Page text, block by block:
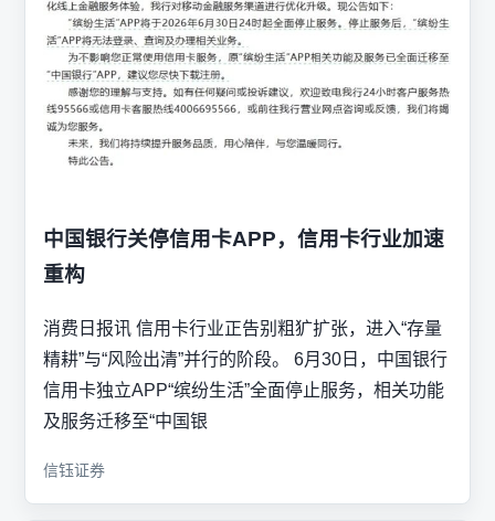
中国银行关停信用卡APP，信用卡行业加速
重构
消费日报讯 信用卡行业正告别粗犷扩张，进入“存量
精耕”与“风险出清”并行的阶段。 6月30日，中国银行
信用卡独立APP“缤纷生活”全面停止服务，相关功能
及服务迁移至“中国银
信钰证券